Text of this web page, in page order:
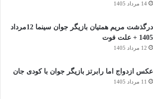
14 مرداد 1405
درگذشت مریم همتیان بازیگر جوان سینما 12مرداد
1405 + علت فوت
12 مرداد 1405
عکس ازدواج اما رابرتز بازیگر جوان با کودی جان
11 مرداد 1405